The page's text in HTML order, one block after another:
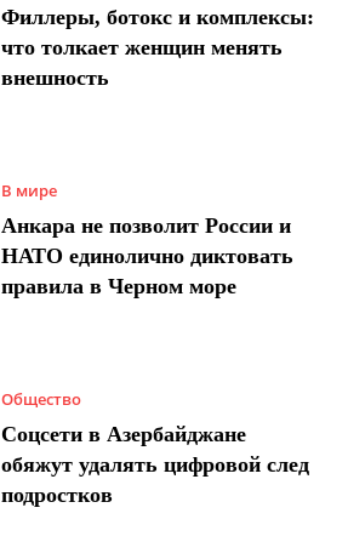
Филлеры, ботокс и комплексы:
что толкает женщин менять
внешность
В мире
Анкара не позволит России и
НАТО единолично диктовать
правила в Черном море
Общество
Соцсети в Азербайджане
обяжут удалять цифровой след
подростков